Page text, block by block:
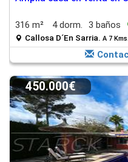
316 m² 4 dorm. 3 baños
Callosa D´En Sarria. A 7
450.000€